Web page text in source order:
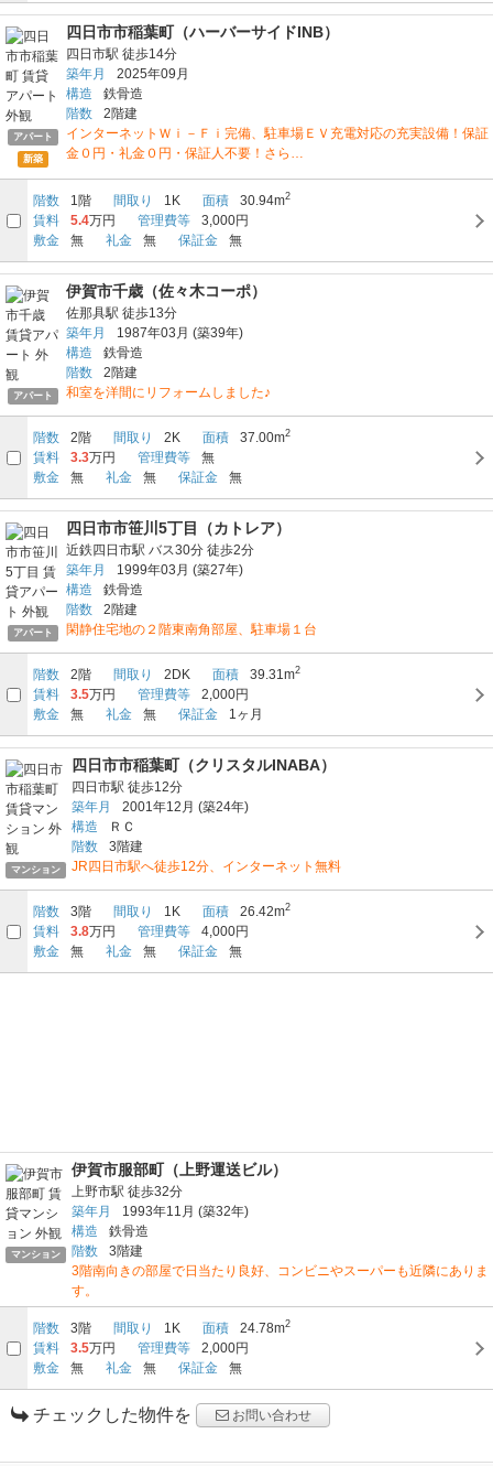
アパート
新築
四日市市稲葉町（ハーバーサイドINB）
四日市駅 徒歩14分
築年月
2025年09月
構造
鉄骨造
階数
2階建
インターネットＷｉ－Ｆｉ完備、駐車場ＥＶ充電対応の充実設備！保証
金０円・礼金０円・保証人不要！さら…
階数 1階 間取り 1K 面積 30.94m2
賃料 5.4万円 管理費等
3,000円
敷金
無 礼金 無 保証金 無
アパート
伊賀市千歳（佐々木コーポ）
佐那具駅 徒歩13分
築年月
1987年03月 (築39年)
構造
鉄骨造
階数
2階建
和室を洋間にリフォームしました♪
階数 2階 間取り 2K 面積 37.00m2
賃料 3.3万円 管理費等
無
敷金
無 礼金 無 保証金 無
アパート
四日市市笹川5丁目（カトレア）
近鉄四日市駅 バス30分 徒歩2分
築年月
1999年03月 (築27年)
構造
鉄骨造
階数
2階建
閑静住宅地の２階東南角部屋、駐車場１台
階数 2階 間取り 2DK 面積 39.31m2
賃料 3.5万円 管理費等
2,000円
敷金
無 礼金 無 保証金 1ヶ月
マンション
四日市市稲葉町（クリスタルINABA）
四日市駅 徒歩12分
築年月
2001年12月 (築24年)
構造
ＲＣ
階数
3階建
JR四日市駅へ徒歩12分、インターネット無料
階数 3階 間取り 1K 面積 26.42m2
賃料 3.8万円 管理費等
4,000円
敷金
無 礼金 無 保証金 無
マンション
伊賀市服部町（上野運送ビル）
上野市駅 徒歩32分
築年月
1993年11月 (築32年)
構造
鉄骨造
階数
3階建
3階南向きの部屋で日当たり良好、コンビニやスーパーも近隣にありま
す。
階数 3階 間取り 1K 面積 24.78m2
賃料 3.5万円 管理費等
2,000円
敷金
無 礼金 無 保証金 無
チェックした物件を お問い合わせ